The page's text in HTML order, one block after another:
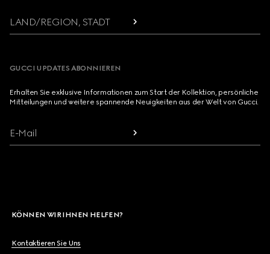
LAND/REGION, STADT
GUCCI UPDATES ABONNIEREN
Erhalten Sie exklusive Informationen zum Start der Kollektion, persönliche
Mitteilungen und weitere spannende Neuigkeiten aus der Welt von Gucci.
E-Mail
KÖNNEN WIR IHNEN HELFEN?
Kontaktieren Sie Uns